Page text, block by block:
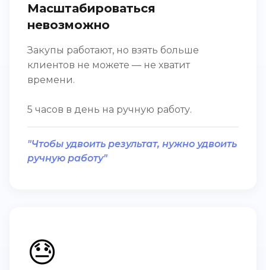
Масштабироваться
невозможно
Закупы работают, но взять больше
клиентов не можете — не хватит
времени.
5 часов в день на ручную работу.
"Чтобы удвоить результат, нужно удвоить
ручную работу"
😓